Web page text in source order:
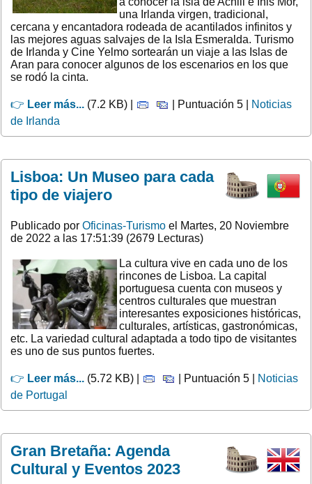
una Irlanda virgen, tradicional,
cercana y encantadora rodeada de acantilados infinitos y
las mejores aguas salvajes de la Isla Esmeralda. Turismo
de Irlanda y Cine Yelmo sortearán un viaje a las Islas de
Aran para conocer algunos de los escenarios en los que
se rodó la cinta.
👉 Leer más... (7.2 KB) | | Puntuación 5 |
Noticias
de Irlanda
Lisboa: Un Museo para cada
tipo de viajero
Publicado por Oficinas-Turismo el Martes, 20 Noviembre
de 2022 a las 17:51:39 (2679 Lecturas)
La cultura vive en cada uno de los
rincones de Lisboa. La capital
portuguesa cuenta con museos y
centros culturales que muestran
interesantes exposiciones históricas,
culturales, artísticas, gastronómicas,
etc. La variedad cultural adaptada a todo tipo de visitantes
es uno de sus puntos fuertes.
👉 Leer más... (5.72 KB) | | Puntuación 5 |
Noticias
de Portugal
Gran Bretaña: Agenda
Cultural y Eventos 2023